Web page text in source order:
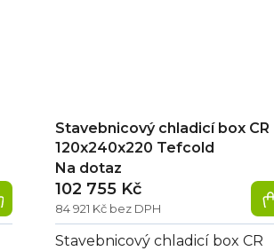
Stavebnicový chladicí box CR
120x240x220 Tefcold
Na dotaz
84 921 Kč bez DPH
102 755 Kč
Stavebnicový chladicí box CR